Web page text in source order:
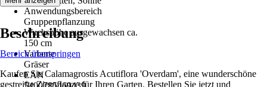
Anwendungsbereich
Gruppenpflanzung
Wuchshöhe ausgewachsen ca.
150 cm
Variante
Gräser
EAN
Beschreibung
Bereich überspringen
Kaufen Sie Calamagrostis Acutiflora 'Overdam', eine wunderschöne
gestreifte Zierpflanze für Ihren Garten. Bestellen Sie jetzt und